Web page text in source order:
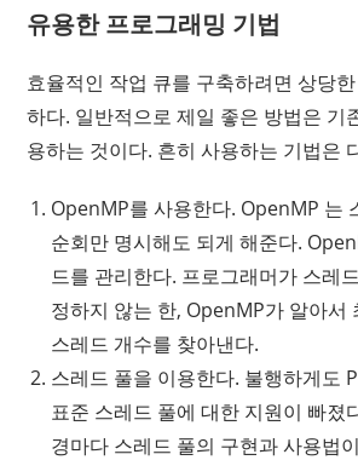
유용한 프로그래밍 기법
효율적인 작업 큐를 구축하려면 상당
하다. 일반적으로 제일 좋은 방법은 기
용하는 것이다. 흔히 사용하는 기법은
OpenMP를 사용한다. OpenMP 는
순회만 명시해도 되게 해준다.
드를 관리한다. 프로그래머가 스레
정하지 않는 한, OpenMP가 알아서
스레드 개수를 찾아낸다.
스레드 풀을 이용한다. 불행하게도
표준 스레드 풀에 대한 지원이 빠졌
경마다 스레드 풀의 구현과 사용법